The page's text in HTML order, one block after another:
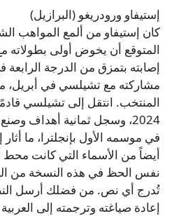
إستيفاو ورودريغو (البرازيل)
كان إستيفاو من ألمع المواهب
المتوقع أن يخوض أولى بطولاته
إصابته بتمزق من الدرجة الرابعة
مشاركته مع تشيلسي في أبريل،
المنتخب. انتقل إلى تشيلسي
2024، وسجل ثمانية أهداف
في موسمه الأول بإنجلترا، ما
أيضاً من الأسماء التي كانت
نفس الحظ في هذه النسخة من
تُدرج أي نص. من فضلك أرسل
إعادة صياغته وترجمته إلى